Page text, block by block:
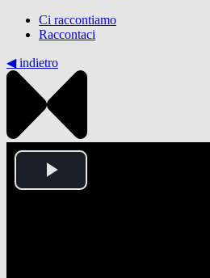
Ci raccontiamo
Raccontaci
◀︎ indietro
Play